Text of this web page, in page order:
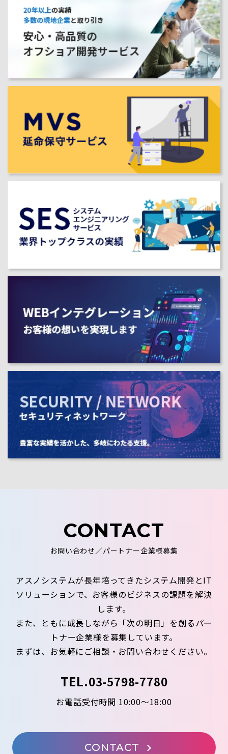
CONTACT
お問い合わせ／パートナー企業様募集
アスノシステムが長年培ってきたシステム開発とIT
ソリューションで、お客様のビジネスの課題を解決
します。
また、ともに成長しながら「次の明日」を創るパー
トナー企業様を募集しています。
まずは、お気軽にご相談・お問い合わせください。
TEL.03-5798-7780
お電話受付時間 10:00～18:00
CONTACT